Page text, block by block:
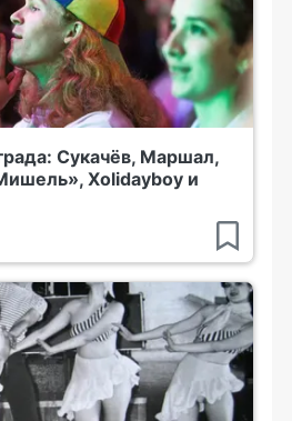
Сукачёв, Маршал,
Xolidayboy и